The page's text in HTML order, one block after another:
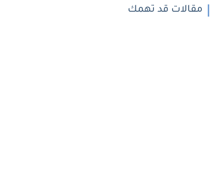
مقالات قد تهمك